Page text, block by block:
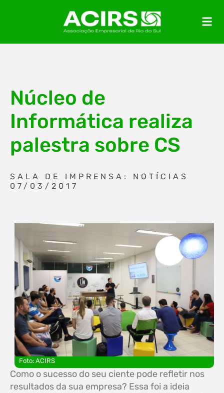
Núcleo de
Informática realiza
palestra sobre CS
SALA DE IMPRENSA: NOTÍCIAS
07/03/2017
Foto: ACIRS
Como o sucesso do seu ciente pode refletir nos
resultados da sua empresa? Essa foi a ideia